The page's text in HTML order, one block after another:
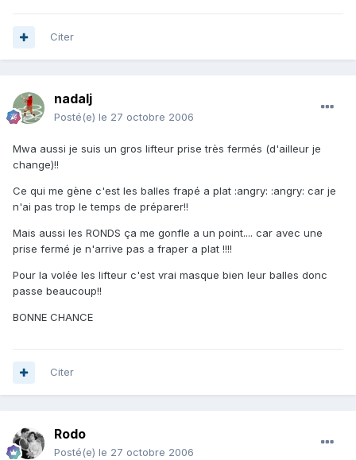
Citer
nadalj
Posté(e) le 27 octobre 2006
Mwa aussi je suis un gros lifteur prise très fermés (d'ailleur je
change)!!
Ce qui me gène c'est les balles frapé a plat :angry: :angry: car je
n'ai pas trop le temps de préparer!!
Mais aussi les RONDS ça me gonfle a un point.... car avec une
prise fermé je n'arrive pas a fraper a plat !!!!
Pour la volée les lifteur c'est vrai masque bien leur balles donc
passe beaucoup!!
BONNE CHANCE
Citer
Rodo
Posté(e) le 27 octobre 2006